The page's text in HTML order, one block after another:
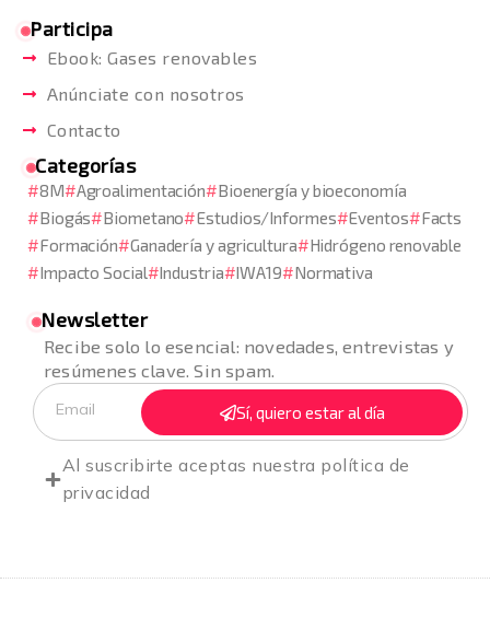
Participa
Ebook: Gases renovables
Anúnciate con nosotros
Contacto
Categorías
8M Agroalimentación
Bioenergía y bioeconomía
Biogás
Biometano Estudios/Informes Eventos
Facts
Formación
Ganadería y agricultura
Hidrógeno renovable
Impacto Social
Industria IWA19 Normativa
Newsletter
Recibe solo lo esencial: novedades, entrevistas y
resúmenes clave. Sin spam.
Sí, quiero estar al día
Al suscribirte aceptas nuestra política de
privacidad